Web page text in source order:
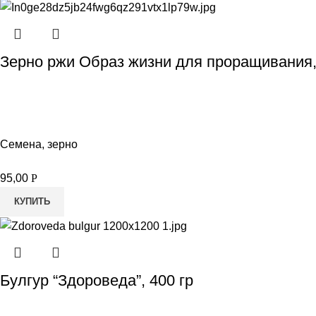
Зерно ржи Образ жизни для
Семена, зерно
95,00 Р
КУПИТЬ
Булгур “Здороведа”, 400 гр